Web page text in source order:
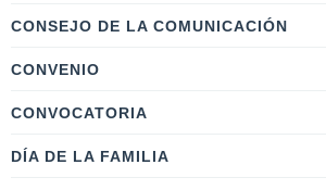
CONSEJO DE LA COMUNICACIÓN
CONVENIO
CONVOCATORIA
DÍA DE LA FAMILIA